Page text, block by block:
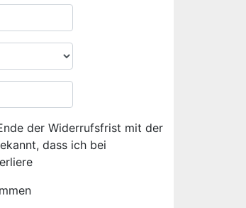
der Widerrufsfrist mit der
dass ich bei